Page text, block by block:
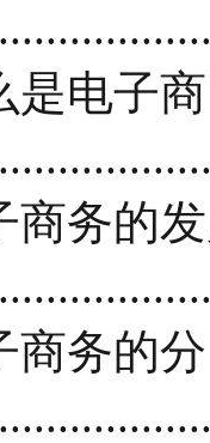
是电子商
商务的
商务的分